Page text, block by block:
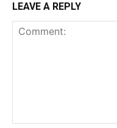
LEAVE A REPLY